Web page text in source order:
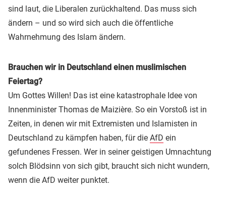
sind laut, die Liberalen zurückhaltend. Das muss sich
ändern – und so wird sich auch die öffentliche
Wahrnehmung des Islam ändern.
Brauchen wir in Deutschland einen muslimischen
Feiertag?
Um Gottes Willen! Das ist eine katastrophale Idee von
Innenminister Thomas de Maizière. So ein Vorstoß ist in
Zeiten, in denen wir mit Extremisten und Islamisten in
Deutschland zu kämpfen haben, für die AfD ein
gefundenes Fressen. Wer in seiner geistigen Umnachtung
solch Blödsinn von sich gibt, braucht sich nicht wundern,
wenn die AfD weiter punktet.